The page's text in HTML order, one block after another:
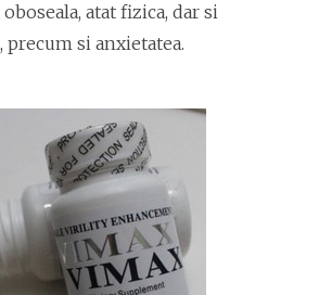
atat fizica, dar si
precum si anxietatea.